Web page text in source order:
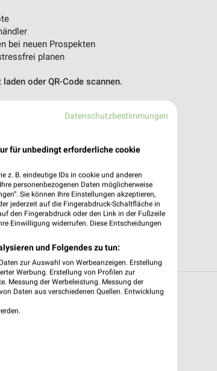
bei neuen Prospekten
planen
oder QR-Code scannen.
Datenschutzbestimmungen
für unbedingt erforderliche cookie
z. B. eindeutige IDs in cookie und anderen
personenbezogenen Daten möglicherweise
Sie können Ihre Einstellungen akzeptieren,
jederzeit auf die Fingerabdruck-Schaltfläche in
den Fingerabdruck oder den Link in der Fußzeile
Einwilligung widerrufen. Diese Entscheidungen
und Folgendes zu tun:
zur Auswahl von Werbeanzeigen. Erstellung
Werbung. Erstellung von Profilen zur
Messung der Werbeleistung. Messung der
Daten aus verschiedenen Quellen. Entwicklung